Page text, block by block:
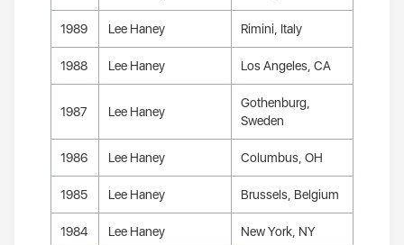
1989 Lee Haney Rimini, Italy
1988 Lee Haney Los Angeles, CA
1987 Lee Haney
Gothenburg,
Sweden
1986 Lee Haney Columbus, OH
1985 Lee Haney Brussels, Belgium
1984 Lee Haney New York, NY